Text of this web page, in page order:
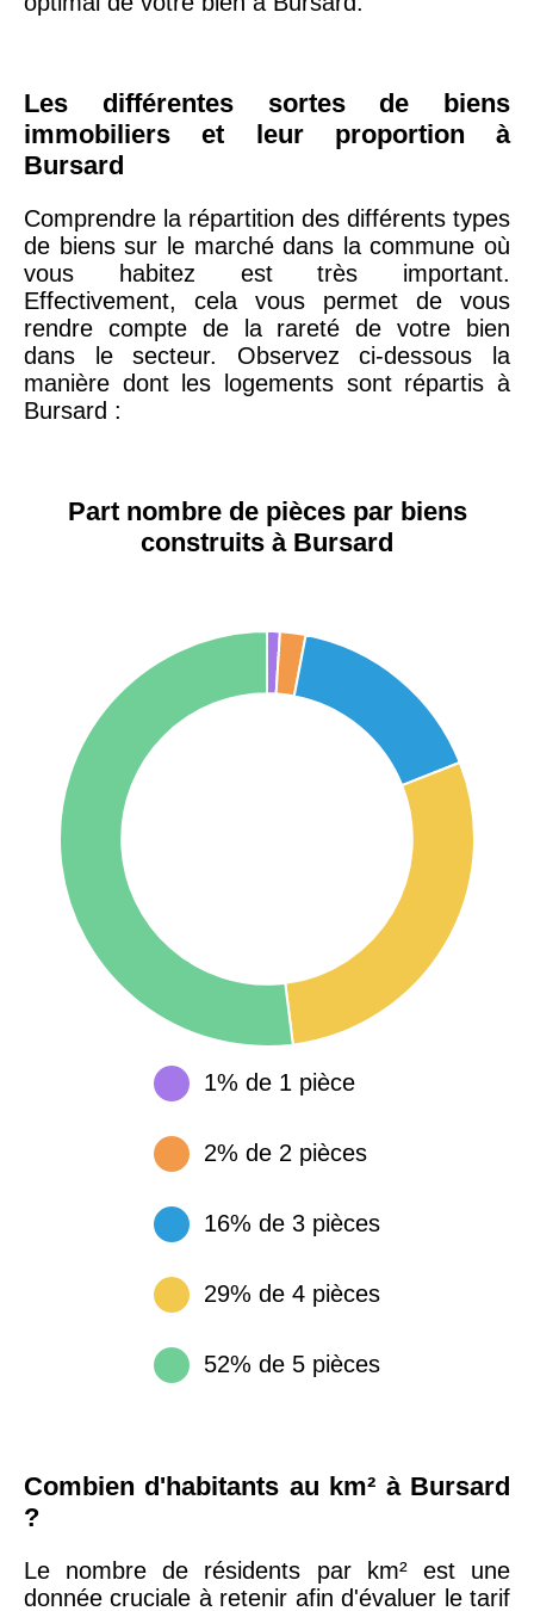
arrondissement
75019 -
Paris
19ème
arrondissement
51100 -Reims 3 036 € 2 667 €
75013 -Paris
13ème
arrondissement
10 073 € 11 085 €
76600 -Le Havre
Étienne
1 404 € 2 013 €
Paris
16ème
arrondissement
15 155 €
83000 - Toulon
38000 - Grenoble 3 382 €
Les différentes sortes de biens
immobiliers et leur proportion à
Bursard
Comprendre la répartition des différents types
de biens sur le marché dans la commune où
vous habitez est très important.
Effectivement, cela vous permet de vous
rendre compte de la rareté de votre bien
dans le secteur. Observez ci-dessous la
manière dont les logements sont répartis à
Bursard :
Part nombre de pièces par biens
construits à Bursard
1% de 1 pièce
2% de 2 pièces
16% de 3 pièces
29% de 4 pièces
52% de 5 pièces
Combien d'habitants au km² à Bursard
?
Le nombre de résidents par km² est une
donnée cruciale à retenir afin d'évaluer le tarif